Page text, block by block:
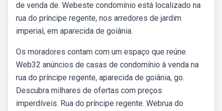
de venda de. Webeste condomínio está localizado na
rua do príncipe regente, nos arredores de jardim
imperial, em aparecida de goiânia.
Os moradores contam com um espaço que reúne.
Web32 anúncios de casas de condomínio à venda na
rua do príncipe regente, aparecida de goiânia, go.
Descubra milhares de ofertas com preços
imperdíveis. Rua do príncipe regente. Webrua do